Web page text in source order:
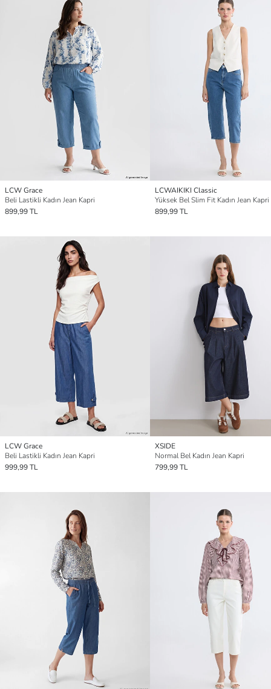
LCW Grace
Beli Lastikli Kadın Jean Kapri
899,99 TL
LCWAIKIKI Classic
Yüksek Bel Slim Fit Kadın Jean Kapri
899,99 TL
LCW Grace
Beli Lastikli Kadın Jean Kapri
999,99 TL
XSIDE
Normal Bel Kadın Jean Kapri
799,99 TL